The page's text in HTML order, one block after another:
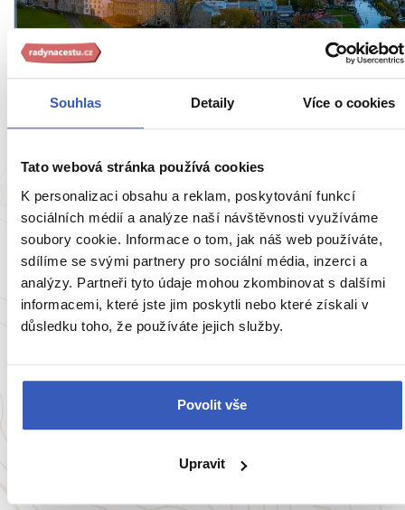
Souhlas Detaily Více o cookies
Tato webová stránka používá cookies
K personalizaci obsahu a reklam, poskytování funkcí
sociálních médií a analýze naší návštěvnosti využíváme
soubory cookie. Informace o tom, jak náš web používáte,
sdílíme se svými partnery pro sociální média, inzerci a
analýzy. Partneři tyto údaje mohou zkombinovat s dalšími
informacemi, které jste jim poskytli nebo které získali v
důsledku toho, že používáte jejich služby.
Povolit vše
Upravit
Oblíbená místa
Québec: francouzský šarm v Kanadě
Oblíbená místa
10 oblíbených vánočních filmů, které se
natáčely v New Yorku, Londýně i v Česku